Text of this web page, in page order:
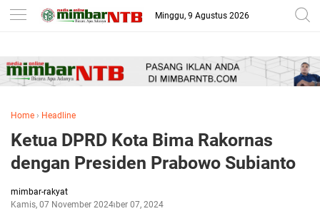
-->
Minggu, 9 Agustus 2026
Home › Headline
Ketua DPRD Kota Bima Rakornas
dengan Presiden Prabowo Subianto
mimbar-rakyat
Kamis, 07 November 2024November 07, 2024